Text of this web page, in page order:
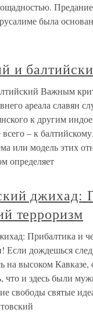
Предание
была
и
Важным
ареала славян
к другим
– к
или модель этих
определяет
джихад:
терроризм
Прибалтика и
Если дождешься
на высоком Кавказе,
что и здесь были
свободы святые